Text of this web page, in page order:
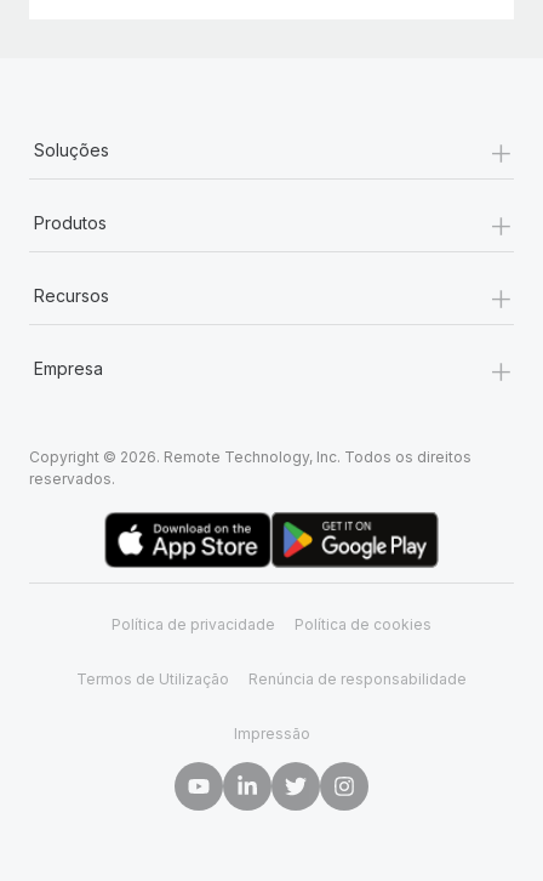
Soluções +
Produtos +
Recursos +
Empresa +
Copyright © 2026. Remote Technology, Inc. Todos os direitos
reservados.
Política de privacidade Política de cookies
Termos de Utilização Renúncia de responsabilidade
Impressão